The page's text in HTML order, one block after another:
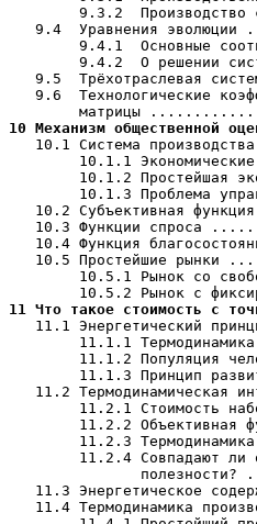
9.3.2  Производство
9.4  Уравнения эволюции
9.4.1  Основные
9.4.2  О решении
9.5  Трёхотраслевая
9.6  Технологические
10 Механизм общественной
10.1 Система
10.1.1
10.1.2 Простейшая
10.1.3 Проблема
10.2 Субъективная
10.3 Функции спроса
10.4 Функция
10.5 Простейшие рынки
10.5.1 Рынок со
11 Что такое стоимость с
11.1 Энергетический
11.1.1
11.1.2 Популяция
11.1.3 Принцип
11.2 Термодинамическая
11.2.1 Стоимость
11.2.2 Объективная
11.2.3
11.2.4 Совпадают ли
полезности?
11.3 Энергетическое
11.4 Термодинамика